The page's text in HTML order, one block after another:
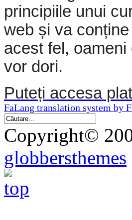
principiile unui
web și va
acest fel , oameni
vor dori.
Puteți accesa
FaLang translation system by
Copyright©
globbersthemes